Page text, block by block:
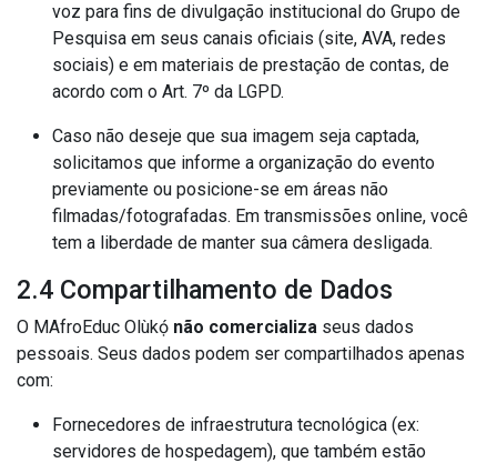
voz para fins de divulgação institucional do Grupo de
Pesquisa em seus canais oficiais (site, AVA, redes
sociais) e em materiais de prestação de contas, de
acordo com o Art. 7º da LGPD.
Caso não deseje que sua imagem seja captada,
solicitamos que informe a organização do evento
previamente ou posicione-se em áreas não
filmadas/fotografadas. Em transmissões online, você
tem a liberdade de manter sua câmera desligada.
2.4 Compartilhamento de Dados
O MAfroEduc Olùkọ́ não comercializa seus dados
pessoais. Seus dados podem ser compartilhados apenas
com:
Fornecedores de infraestrutura tecnológica (ex:
servidores de hospedagem), que também estão